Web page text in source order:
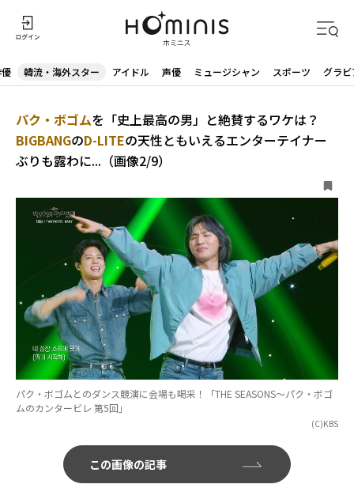
韓流・海外スター アイドル 声優 ミュージシャン スポーツ グラビ
パク・ボゴムを「史上最高の男」と絶賛するワケは？
BIGBANGのD-LITEの天性ともいえるエンターテイナー
ぶりも露わに...（画像2/9）
パク・ボゴムとのダンス競演に会場も喝采！「THE SEASONS～パク・ボゴ
ムのカンタービレ 第5回」
(C)KBS
この画像の記事